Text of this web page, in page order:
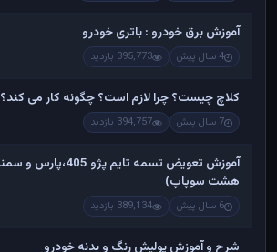
آموزش برق خودرو : باتری خودرو
4 سال پیش 395,773 بازدید
کلاچ چیست؟ چرا لازم است؟ چگونه کار می کند؟
7 سال پیش 394,757 بازدید
هشت سوپاپ)
6 سال پیش 389,134 بازدید
شرح و آموزش پولیش رنگ و بدنه خودرو